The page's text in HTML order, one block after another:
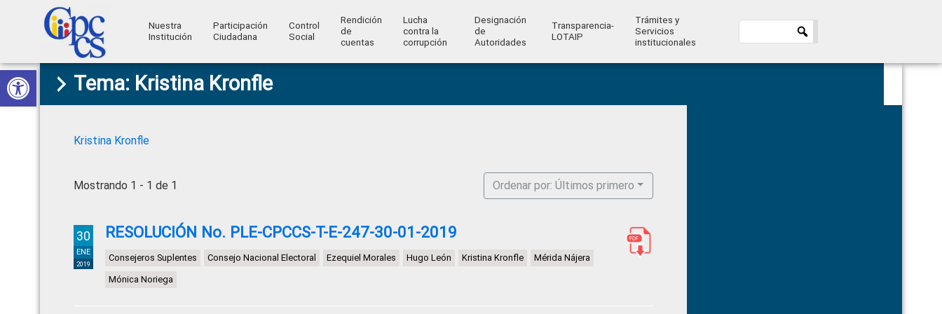
Abrir barra de herramientas
Skip
to
primary
Skip
to
main
Skip
to
primary
Skip
to
footer
Consejo
de
Ciudadana
Control
Construyendo
Poder
Ciudadano
Nuestra
Institución
Participación
Ciudadana
Control
Social
Rendición
de
cuentas
Lucha
contra la
corrupción
Designación
de
Autoridades
Transparencia-
LOTAIP
Trámites y
Servicios
institucionales
Tema: Kristina Kronfle
Kristina Kronfle
Mostrando 1 - 1 de 1 Ordenar por: Últimos primero
30
ENE
2019
RESOLUCIÓN No. PLE-CPCCS-T-E-247-30-01-2019
Consejeros Suplentes Consejo Nacional Electoral Ezequiel Morales Hugo León Kristina Kronfle Mérida Nájera
Mónica Noriega